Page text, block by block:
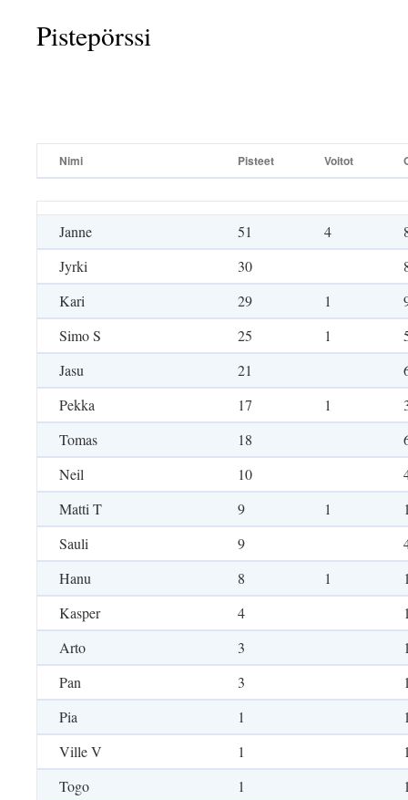
Pistepörssi
Nimi Pisteet Voitot
Janne 51 4
Jyrki
30
Kari
29 1
Simo S
25 1
Jasu
21
Pekka
17 1
Tomas
18
Neil
10
Matti T
9 1
Sauli
9
Hanu
8 1
Kasper
4
Arto
3
Pan
3
Pia
1
Ville V
1
Togo
1